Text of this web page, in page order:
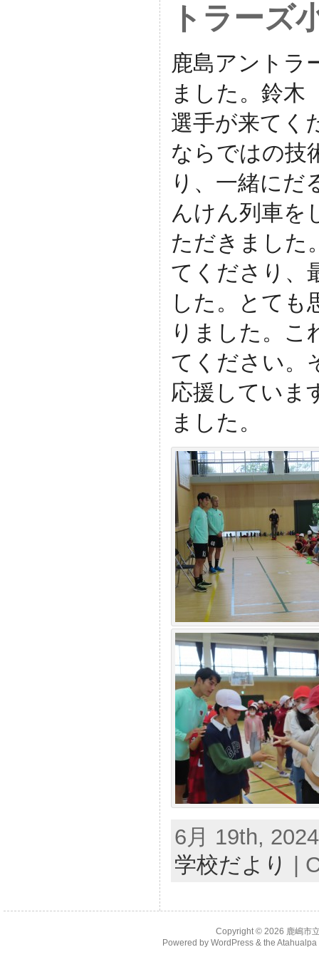
トラーズ
鹿島アントラ
ました。 鈴木
選手が来てく
ならではの技
り、 一緒にだ
んけん列車を
ただきました
てくださり、
した。
とても
りました。 こ
てください。
応援していま
ました。
6月 19th,
学校だより
Copyright © 2026 鹿嶋市
Powered by WordPress& the Atahualpa